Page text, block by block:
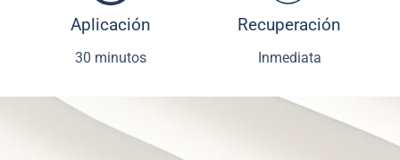
Aplicación
30 minutos
Recuperación
Inmediata